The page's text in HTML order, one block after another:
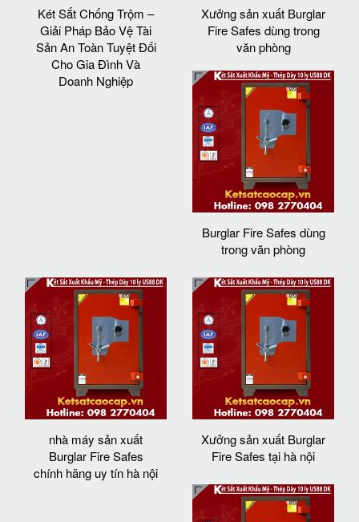
Két Sắt Chống Trộm –
Giải Pháp Bảo Vệ Tài
Sản An Toàn Tuyệt Đối
Cho Gia Đình Và
Doanh Nghiệp
Xưởng sản xuất Burglar
Fire Safes dùng trong
văn phòng
Burglar Fire Safes dùng
trong văn phòng
nhà máy sản xuất
Burglar Fire Safes
chính hãng uy tín hà nội
Xưởng sản xuất Burglar
Fire Safes tại hà nội